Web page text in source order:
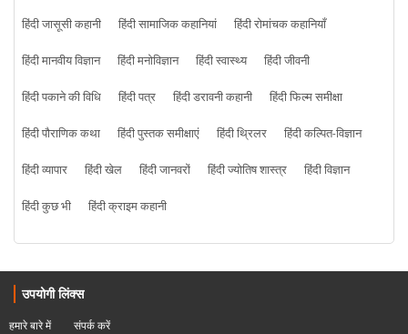
हिंदी जासूसी कहानी
हिंदी सामाजिक कहानियां
हिंदी रोमांचक कहानियाँ
हिंदी मानवीय विज्ञान
हिंदी मनोविज्ञान हिंदी स्वास्थ्य
हिंदी जीवनी
हिंदी पकाने की विधि
हिंदी पत्र हिंदी डरावनी कहानी
हिंदी फिल्म समीक्षा
हिंदी पौराणिक कथा
हिंदी पुस्तक समीक्षाएं हिंदी थ्रिलर
हिंदी कल्पित-विज्ञान
हिंदी व्यापार
हिंदी खेल हिंदी जानवरों हिंदी ज्योतिष शास्त्र
हिंदी विज्ञान
हिंदी कुछ भी
हिंदी क्राइम कहानी
उपयोगी लिंक्स
हमारे बारे में संपर्क करें